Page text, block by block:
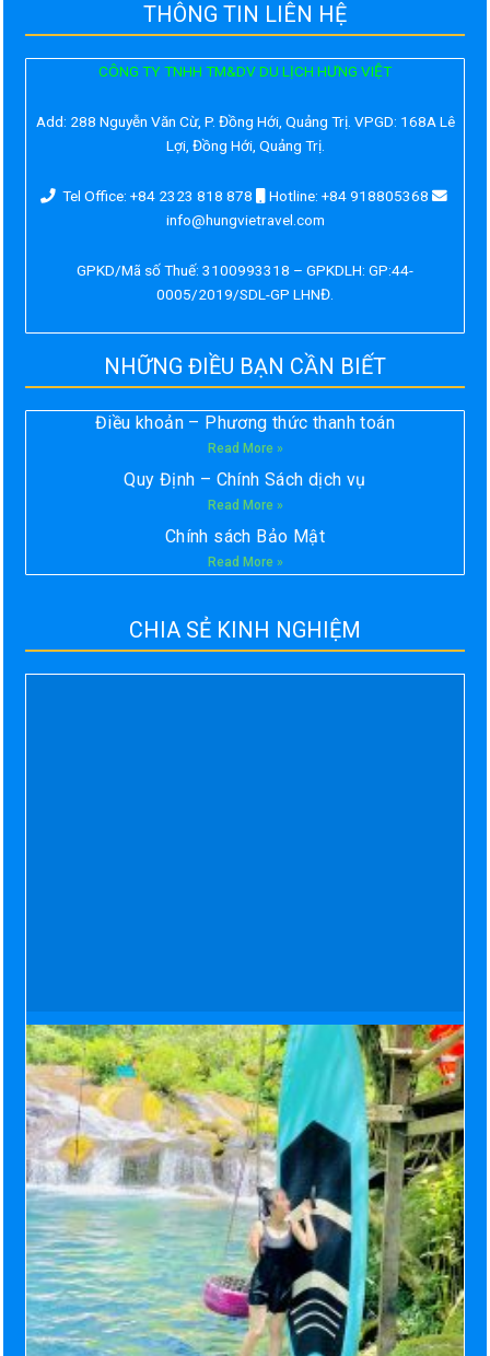
THÔNG TIN LIÊN HỆ
CÔNG TY TNHH TM&DV DU LỊCH HƯNG VIỆT
Add: 288 Nguyễn Văn Cừ, P. Đồng Hới, Quảng Trị. VPGD: 168A Lê
Lợi, Đồng Hới, Quảng Trị.
Tel Office: +84 2323 818 878
Hotline: +84 918805368
info@hungvietravel.com
GPKD/Mã số Thuế: 3100993318 – GPKDLH: GP:44-
0005/2019/SDL-GP LHNĐ.
NHỮNG ĐIỀU BẠN CẦN BIẾT
Điều khoản – Phương thức thanh toán
Read More »
Quy Định – Chính Sách dịch vụ
Read More »
Chính sách Bảo Mật
Read More »
CHIA SẺ KINH NGHIỆM